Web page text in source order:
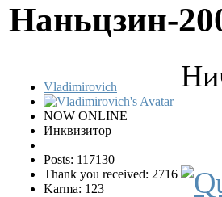
Наньцзин-
Vladimirovich
NOW ONLINE
Инквизитор
Posts: 117130
Thank you received: 2716
Karma: 123